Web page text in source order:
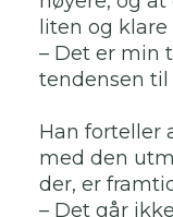
liten og klare
– Det er min
tendensen til
Han forteller
med den
der, er
– Det går